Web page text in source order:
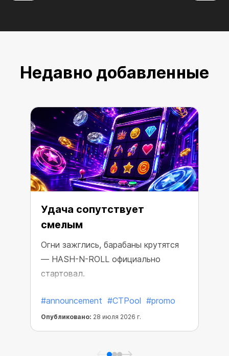
Недавно добавленные
Удача сопутствует
смелым
Огни зажглись, барабаны крутятся
— HASH-N-ROLL официально
стартовал.
#announcement #CTPool #promo
Опубликовано: 28 июля 2026 г.